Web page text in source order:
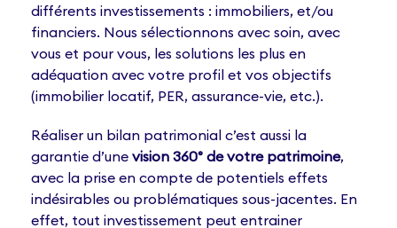
différents investissements : immobiliers, et/ou
financiers. Nous sélectionnons avec soin, avec
vous et pour vous, les solutions les plus en
adéquation avec votre profil et vos objectifs
(immobilier locatif, PER, assurance-vie, etc.).
Réaliser un bilan patrimonial c’est aussi la
garantie d’une vision 360° de votre patrimoine,
avec la prise en compte de potentiels effets
indésirables ou problématiques sous-jacentes. En
effet, tout investissement peut entrainer